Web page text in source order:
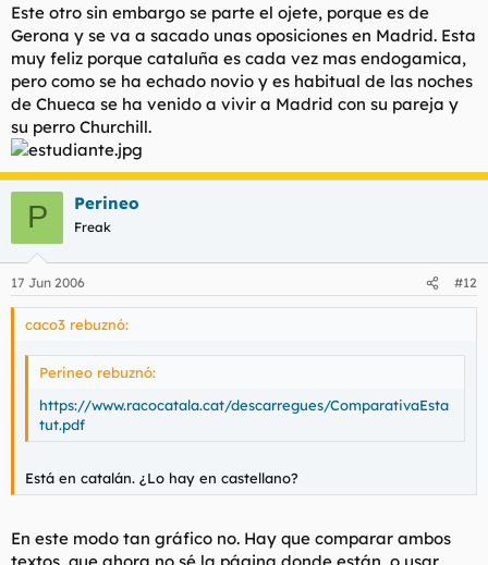
Este otro sin embargo se parte el ojete, porque es de
Gerona y se va a sacado unas oposiciones en Madrid. Esta
muy feliz porque cataluña es cada vez mas endogamica,
pero como se ha echado novio y es habitual de las noches
de Chueca se ha venido a vivir a Madrid con su pareja y
su perro Churchill.
P Perineo
Freak
17 Jun 2006 #12
caco3 rebuznó:
Perineo rebuznó:
https://www.racocatala.cat/descarregues/ComparativaEsta
tut.pdf
Está en catalán. ¿Lo hay en castellano?
En este modo tan gráfico no. Hay que comparar ambos
textos, que ahora no sé la página donde están, o usar